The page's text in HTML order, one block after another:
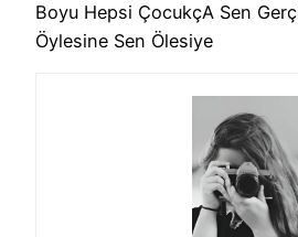
Boyu Hepsi ÇocukçA Sen
Öylesine Sen Ölesiye